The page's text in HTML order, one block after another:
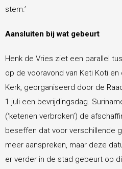
stem.’
Aansluiten bij wat gebeurt
Henk de Vries ziet een parallel
op de vooravond van Keti Koti
Kerk, georganiseerd door de
1 juli een bevrijdingsdag.
(‘ketenen verbroken’) de
beseffen dat voor verschillende
meer aanspreken, maar deze
er verder in de stad gebeurt op